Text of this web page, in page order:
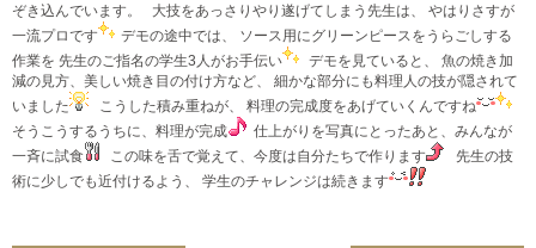
ぞき込んでいます。
大技をあっさりやり遂げてしまう先生は、 やはりさすが
一流プロです
デモの途中では、 ソース用にグリーンピースをうらごしする
作業を 先生のご指名の学生3人がお手伝い
デモを見ていると、 魚の焼き加
減の見方、美しい焼き目の付け方など、 細かな部分にも料理人の技が隠されて
いました
こうした積み重ねが、 料理の完成度をあげていくんですね
そうこうするうちに、料理が完成
仕上がりを写真にとったあと、みんなが
一斉に試食
この味を舌で覚えて、今度は自分たちで作ります
先生の技
術に少しでも近付けるよう、 学生のチャレンジは続きます